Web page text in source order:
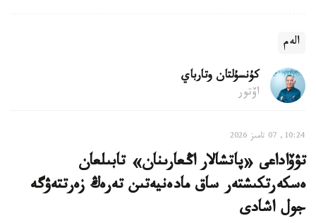
الەم
كۇنسۇلتان وتارباي
اۆتور
10:24, 07 تامىز 2026
تۋۆاداعى «پاتشالار اڭعارىنان» تابىلعان
ەسكەرتكىشتەر ساق مادەنيەتىن تەرەڭ زەرتتەۋگە
جول اشادى